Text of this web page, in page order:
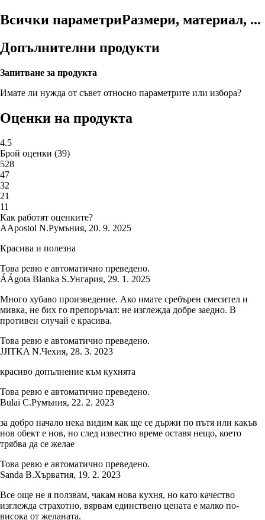
Всички параметриРазмери, материал, ...
Допълнителни продукти
Запитване за продукта
Имате ли нужда от съвет относно параметрите или избора?
Оценки на продукта
4.5
Брой оценки (39)
528
47
32
21
11
Как работят оценките?
AApostol N.Румъния, 20. 9. 2025
Красива и полезна
Това ревю е автоматично преведено.
ÁÁgota Blanka S.Унгария, 29. 1. 2025
Много хубаво произведение. Ако имате сребърен смесител и
мивка, не бих го препоръчал: не изглежда добре заедно. В
противен случай е красива.
Това ревю е автоматично преведено.
JJITKA N.Чехия, 28. 3. 2023
красиво допълнение към кухнята
Това ревю е автоматично преведено.
Bulai C.Румъния, 22. 2. 2023
за добро начало нека видим как ще се държи по пътя или какъв
нов обект е нов, но след известно време оставя нещо, което
трябва да се желае
Това ревю е автоматично преведено.
Sanda B.Хърватия, 19. 2. 2023
Все още не я ползвам, чакам нова кухня, но като качество
изглежда страхотно, вярвам единствено цената е малко по-
висока от желаната.